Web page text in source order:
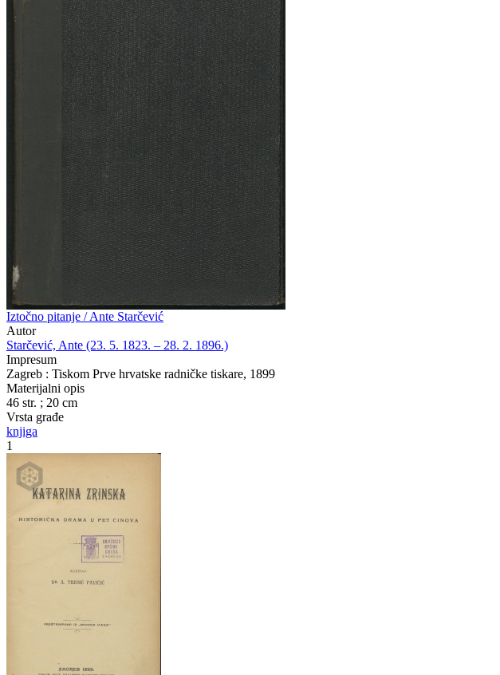
Iztočno pitanje / Ante Starčević
Autor
Starčević, Ante (23. 5. 1823. – 28. 2. 1896.)
Impresum
Zagreb : Tiskom Prve hrvatske radničke tiskare, 1899
Materijalni opis
46 str. ; 20 cm
Vrsta građe
knjiga
1